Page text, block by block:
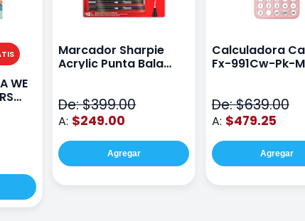
WE
Marcador Sharpie
Acrylic Punta Bala
De: $399.00
A: $249.00
Agregar
Calculadora
Fx-991Cw-Pk-
De: $639.00
A: $479.25
Agregar